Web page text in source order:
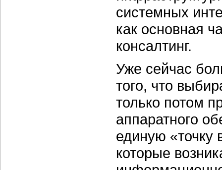
системных
как основная
консалтинг.
Уже сейчас
того, что
только потом
аппаратного
единую «точку
которые